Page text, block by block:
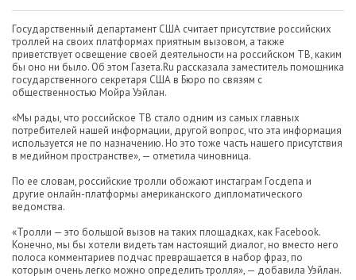
Государственный департамент США считает присутствие российских
троллей на своих платформах приятным вызовом, а также
приветствует освещение своей деятельности на российском ТВ, каким
бы оно ни было. Об этом Газета.Ru рассказала заместитель помощника
государственного секретаря США в Бюро по связям с
общественностью Мойра Уэйлан.
«Мы рады, что российское ТВ стало одним из самых главных
потребителей нашей информации, другой вопрос, что эта информация
используется не по назначению. Но это тоже часть нашего присутствия
в медийном пространстве», — отметила чиновница.
По ее словам, российские тролли обожают инстаграм Госдепа и
другие онлайн-платформы американского дипломатического
ведомства.
«Тролли — это большой вызов на таких площадках, как Facebook.
Конечно, мы бы хотели видеть там настоящий диалог, но вместо него
полоса комментариев подчас превращается в набор фраз, по
которым очень легко можно определить тролля», — добавила Уэйлан.